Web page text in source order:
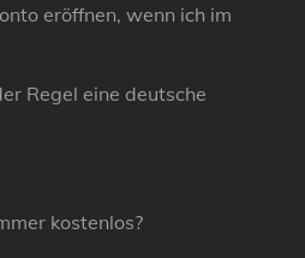
eröffnen, wenn ich im
Regel eine deutsche
kostenlos?